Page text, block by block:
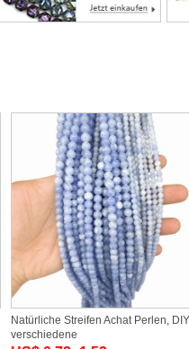
Natürliche Streifen Achat Perlen,
verschiedene